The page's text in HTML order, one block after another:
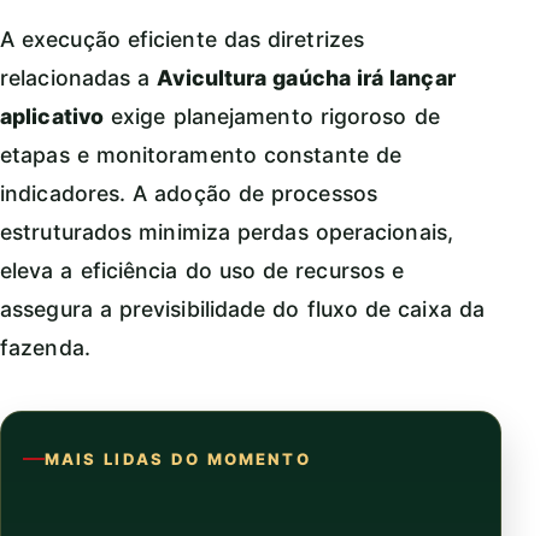
A execução eficiente das diretrizes
relacionadas a Avicultura gaúcha irá lançar
aplicativo exige planejamento rigoroso de
etapas e monitoramento constante de
indicadores. A adoção de processos
estruturados minimiza perdas operacionais,
eleva a eficiência do uso de recursos e
assegura a previsibilidade do fluxo de caixa da
fazenda.
MAIS LIDAS DO MOMENTO